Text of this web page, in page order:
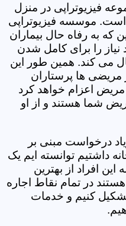
فیزیوتراپی در منزل
است. موسسه فیزیوتراپی
که به رفاه حال بیماران
را برای کامل شدن
می کند. همین طور این
ها پرستاران
مریض اعزام خواهد کرد
شما هستند و از او
درخواست مبنی بر
داشتیم توانسته ایم یک
افراد از بهترین
در تمام نقاط اجاره
کنیم و خدمات